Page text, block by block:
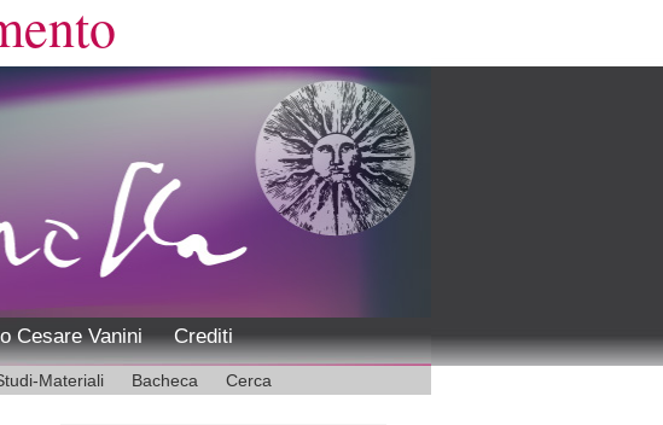
Cesare Vanini Crediti
Materiali Bacheca Cerca